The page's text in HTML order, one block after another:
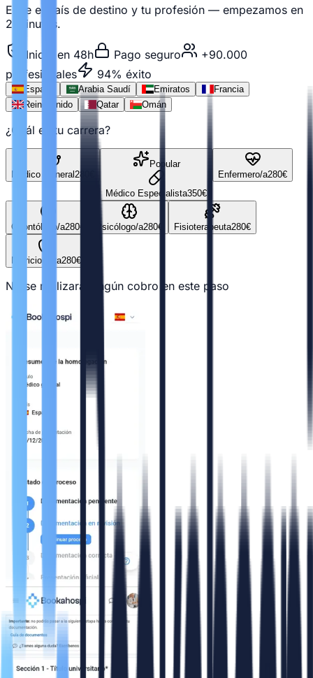
Elige el país de destino y tu profesión — empezamos en
2 minutos.
Inicio en 48h Pago seguro
+90.000
profesionales
94% éxito
España Arabia Saudí Emiratos
Francia
Reino Unido
Qatar Omán
¿Cuál es tu carrera?
Médico General 280
Popular
Médico Especialista350€
Enfermero/a280€
Odontólogo/a280€ Psicólogo/a280€ Fisioterapeuta280€
Nutricionista280€
No se realizará ningún cobro en este paso